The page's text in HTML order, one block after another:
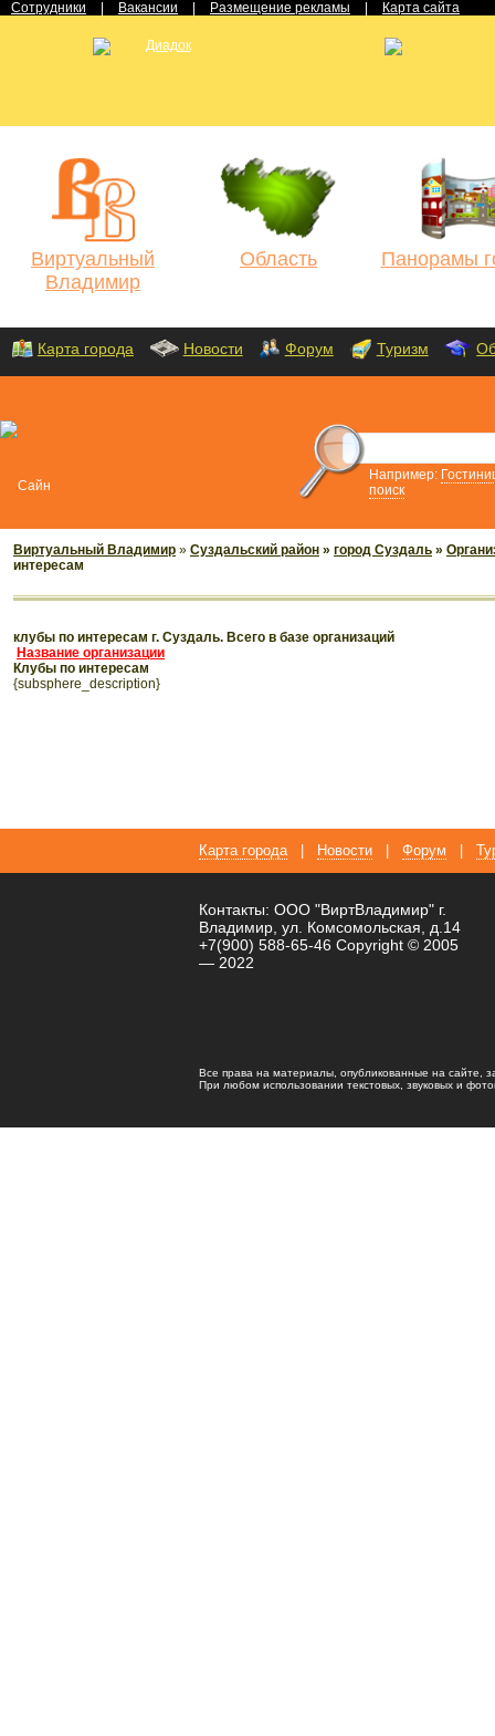
Сотрудники Вакансии Размещение рекламы Карта сайта
Виртуальный
Владимир
Область Панорамы
Карта города Новости Форум Туризм
Например:
поиск
Виртуальный Владимир » Суздальский район » город Суздаль »
интересам
клубы по интересам г. Суздаль. Всего в базе организаций
Название организации
клубы по интересам
{subsphere_description}
Карта города Новости Форум
Контакты: ООО "ВиртВладимир" г.
Владимир, ул. Комсомольская, д.14
+7(900) 588-65-46 Copyright © 2005
— 2022
Все права на материалы, опубликованные на сайте,
При любом использовании текстовых, звуковых и